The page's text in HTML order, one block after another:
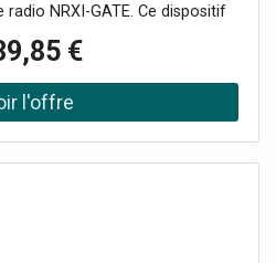
NRXI-GATE. Ce dispositif
récepteur qui permet une
dans un système d'alarme
que chaque signal
en toute sécurité, avec les
: Degré de protection IP67 :
€